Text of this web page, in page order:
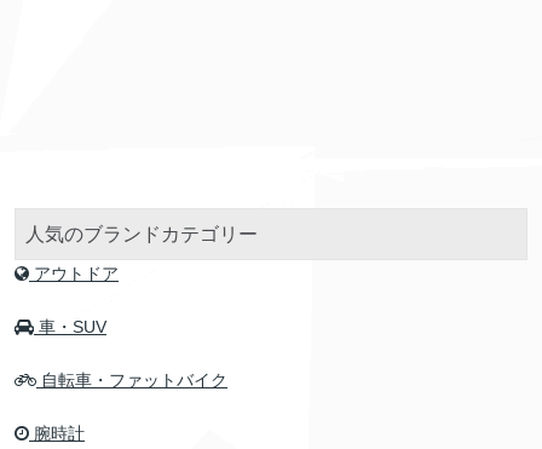
人気のブランドカテゴリー
アウトドア
車・SUV
自転車・ファットバイク
腕時計